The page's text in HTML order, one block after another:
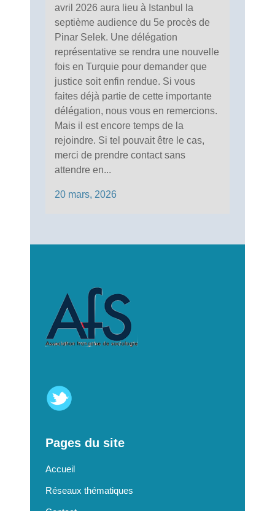
avril 2026 aura lieu à Istanbul la
septième audience du 5e procès de
Pinar Selek. Une délégation
représentative se rendra une nouvelle
fois en Turquie pour demander que
justice soit enfin rendue. Si vous
faites déjà partie de cette importante
délégation, nous vous en remercions.
Mais il est encore temps de la
rejoindre. Si tel pouvait être le cas,
merci de prendre contact sans
attendre en...
20 mars, 2026
Pages du site
Accueil
Réseaux thématiques